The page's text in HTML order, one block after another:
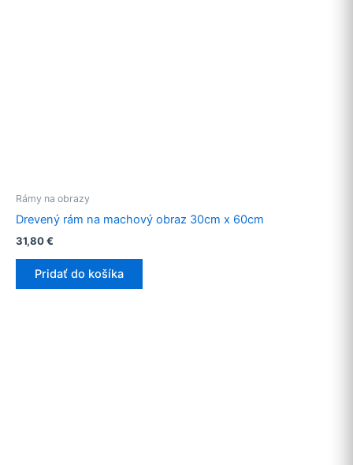
Rámy na obrazy
Drevený rám na machový obraz 30cm x 60cm
31,80€
Pridať do košíka